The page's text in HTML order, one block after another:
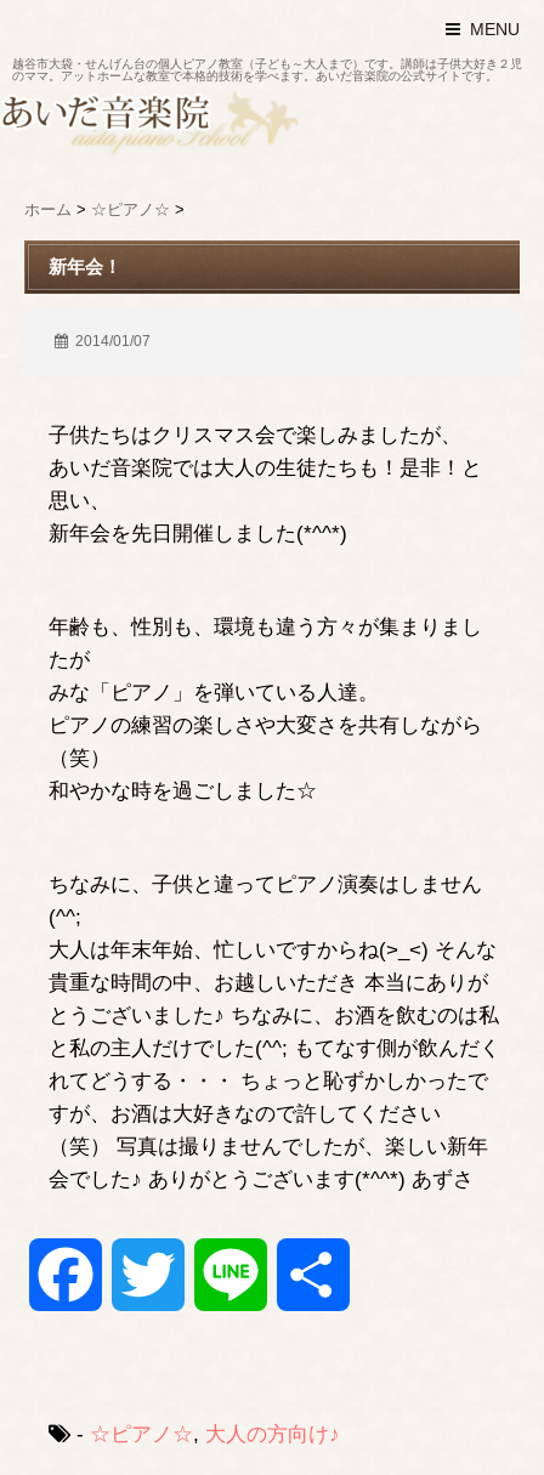
MENU
越谷市大袋・せんげん台の個人ピアノ教室（子ども～大人まで）です。講師は子供大好き２児
のママ。アットホームな教室で本格的技術を学べます。あいだ音楽院の公式サイトです。
ホーム > ☆ピアノ☆ >
新年会！
2014/01/07
子供たちはクリスマス会で楽しみましたが、
あいだ音楽院では大人の生徒たちも！是非！と
思い、
新年会を先日開催しました(*^^*)
年齢も、性別も、環境も違う方々が集まりまし
たが
みな「ピアノ」を弾いている人達。
ピアノの練習の楽しさや大変さを共有しながら
（笑）
和やかな時を過ごしました☆
ちなみに、子供と違ってピアノ演奏はしません
(^^;
大人は年末年始、忙しいですからね(>_<) そんな
貴重な時間の中、お越しいただき 本当にありが
とうございました♪ ちなみに、お酒を飲むのは私
と私の主人だけでした(^^; もてなす側が飲んだく
れてどうする・・・ ちょっと恥ずかしかったで
すが、お酒は大好きなので許してください
（笑） 写真は撮りませんでしたが、楽しい新年
会でした♪ ありがとうございます(*^^*) あずさ
Facebook Twitter Line
- ☆ピアノ☆, 大人の方向け♪